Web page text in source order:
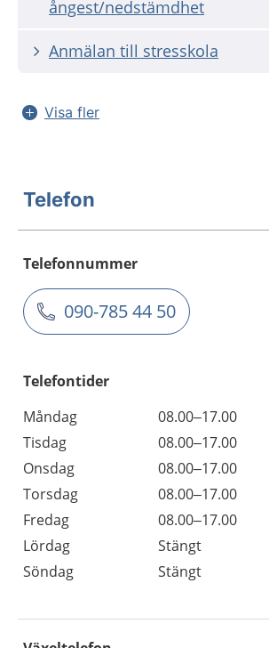
ångest/nedstämdhet
Anmälan till stresskola
Visa fler
Telefon
Telefonnummer
090-785 44 50
Telefontider
Måndag
08.00–17.00
Tisdag
08.00–17.00
Onsdag
08.00–17.00
Torsdag
08.00–17.00
Fredag
08.00–17.00
Lördag
Stängt
Söndag
Stängt